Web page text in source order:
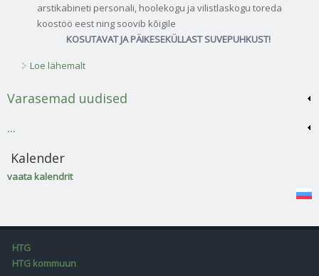
arstikabineti personali, hoolekogu ja vilistlaskogu toreda
koostöö eest ning soovib kõigile
KOSUTAVAT JA PÄIKESEKÜLLAST SUVEPUHKUST!
Loe lähemalt
Varasemad uudised
...
Kalender
vaata kalendrit
HTG
HTG kommuun